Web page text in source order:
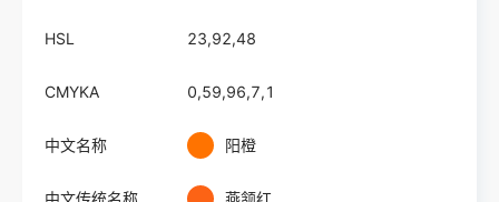
HSL 23,92,48
CMYKA 0,59,96,7,1
中文名称 阳橙
中文传统名称 燕颔红